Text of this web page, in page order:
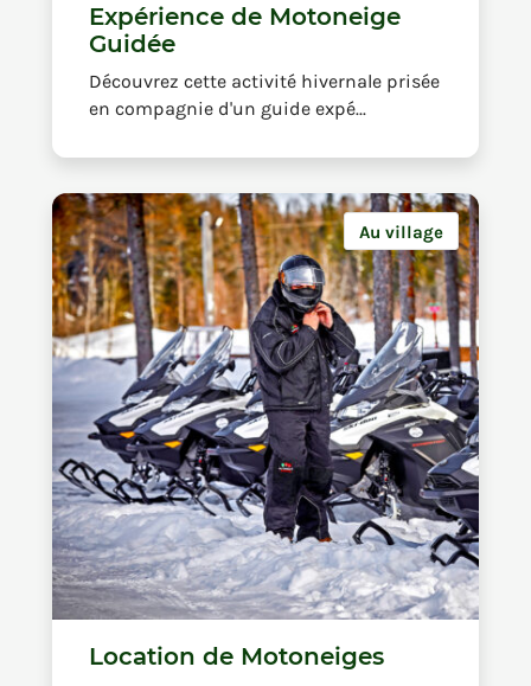
Expérience de Motoneige
Guidée
Découvrez cette activité hivernale prisée
en compagnie d'un guide expé...
Au village
Location de Motoneiges